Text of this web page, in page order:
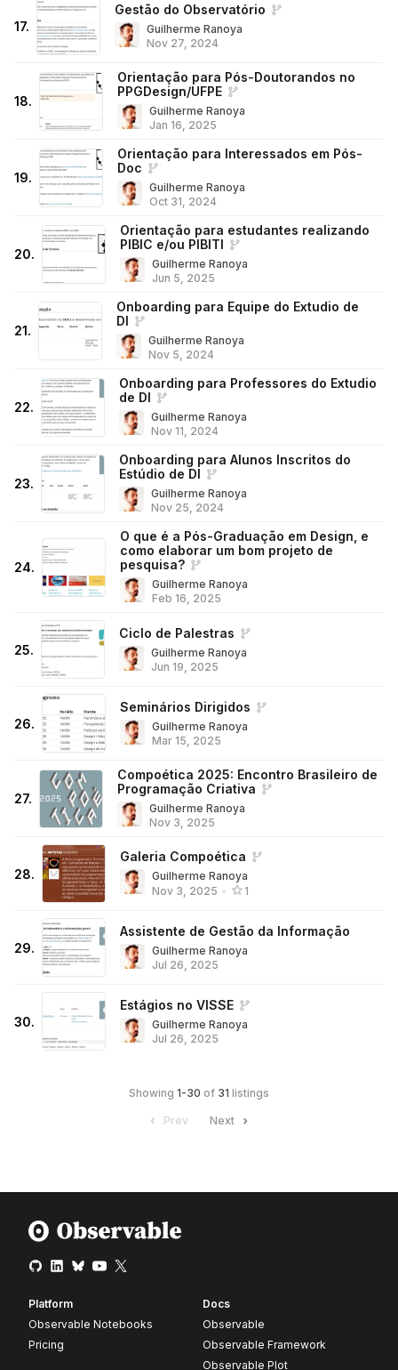
17.
Gestão do Observatório
Guilherme Ranoya
Nov 27, 2024
18.
Orientação para Pós-Doutorandos no
PPGDesign/UFPE
Guilherme Ranoya
Jan 16, 2025
19.
Orientação para Interessados em Pós-
Doc
Guilherme Ranoya
Oct 31, 2024
20.
Orientação para estudantes realizando
PIBIC e/ou PIBITI
Guilherme Ranoya
Jun 5, 2025
21.
Onboarding para Equipe do Extudio de
DI
Guilherme Ranoya
Nov 5, 2024
22.
Onboarding para Professores do Extudio
de DI
Guilherme Ranoya
Nov 11, 2024
23.
Onboarding para Alunos Inscritos do
Estúdio de DI
Guilherme Ranoya
Nov 25, 2024
24.
O que é a Pós-Graduação em Design, e
como elaborar um bom projeto de
pesquisa?
Guilherme Ranoya
Feb 16, 2025
25.
Ciclo de Palestras
Guilherme Ranoya
Jun 19, 2025
26.
Seminários Dirigidos
Guilherme Ranoya
Mar 15, 2025
27.
Compoética 2025: Encontro Brasileiro de
Programação Criativa
Guilherme Ranoya
Nov 3, 2025
28.
Galeria Compoética
Guilherme Ranoya
Nov 3, 2025 • 1
29.
Assistente de Gestão da Informação
Guilherme Ranoya
Jul 26, 2025
30.
Estágios no VISSE
Guilherme Ranoya
Jul 26, 2025
Showing 1-30 of 31 listings
Prev Next
Platform
Observable Notebooks
Pricing
Docs
Observable
Observable Framework
Observable Plot